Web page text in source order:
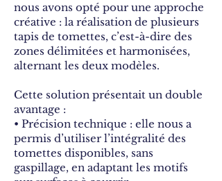
nous avons opté pour une approche
créative : la réalisation de plusieurs
tapis de tomettes, c’est-à-dire des
zones délimitées et harmonisées,
alternant les deux modèles.
Cette solution présentait un double
avantage :
• Précision technique : elle nous a
permis d’utiliser l’intégralité des
tomettes disponibles, sans
gaspillage, en adaptant les motifs